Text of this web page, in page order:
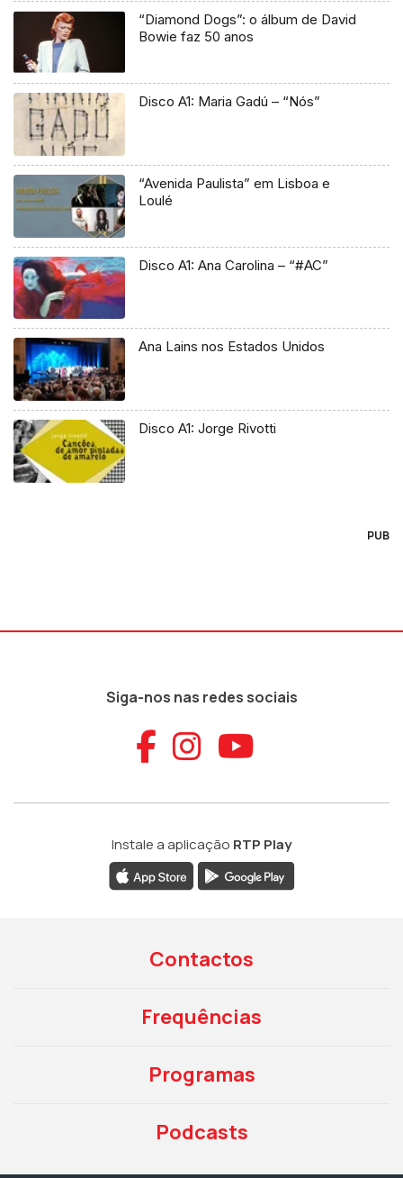
“Diamond Dogs”: o álbum de David
Bowie faz 50 anos
Disco A1: Maria Gadú – “Nós”
“Avenida Paulista” em Lisboa e
Loulé
Disco A1: Ana Carolina – “#AC”
Ana Lains nos Estados Unidos
Disco A1: Jorge Rivotti
PUB
Siga-nos nas redes sociais
Aceder ao
Aceder ao
Aceder
Instale a aplicação RTP Play
Contactos
Frequências
Programas
Podcasts